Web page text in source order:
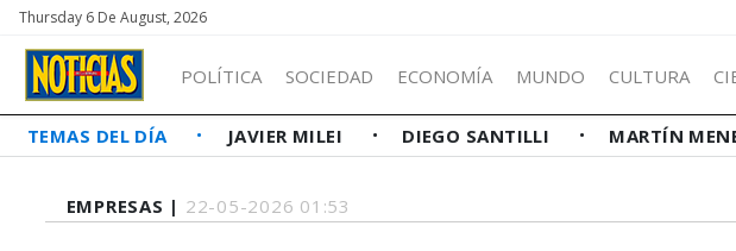
Thursday 6 De August, 2026
POLÍTICA SOCIEDAD ECONOMÍA MUNDO CULTURA
TEMAS DEL DÍA JAVIER MILEI DIEGO SANTILLI MARTÍN
EMPRESAS | 22-05-2026 01:53